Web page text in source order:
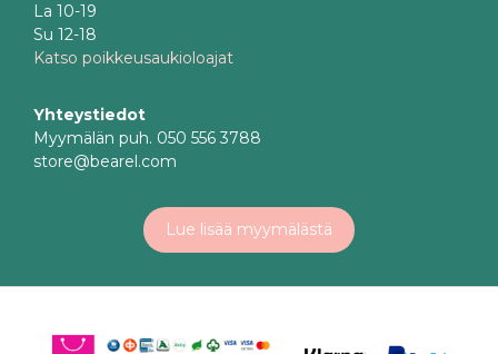
La 10-19
Su 12-18
Katso poikkeusaukioloajat
Yhteystiedot
Myymälän puh. 050 556 3788
store@bearel.com
Lue lisää myymälästä